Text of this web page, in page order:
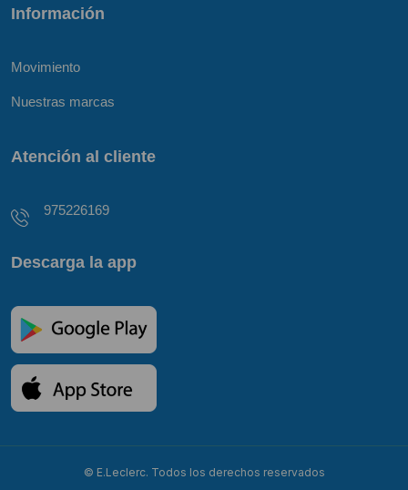
Información
Movimiento
Nuestras marcas
Atención al cliente
975226169
Descarga la app
© E.Leclerc. Todos los derechos reservados